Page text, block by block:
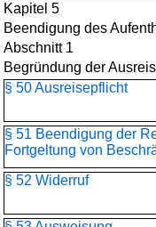
Kapitel 5
Beendigung des
Abschnitt 1
Begründung der
§ 50 Ausreisepflicht
§ 51 Beendigung der
Fortgeltung von
§ 52 Widerruf